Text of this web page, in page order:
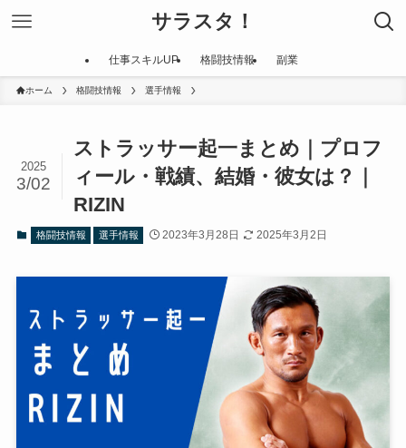
サラスタ！
仕事スキルUP 格闘技情報 副業
ホーム 格闘技情報 選手情報
ストラッサー起一まとめ｜プロフ
ィール・戦績、結婚・彼女は？｜
RIZIN
2025
3/02
格闘技情報 選手情報 2023年3月28日 2025年3月2日